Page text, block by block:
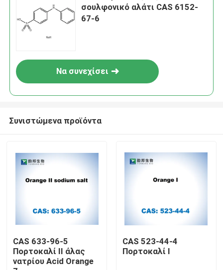
σουλφονικό αλάτι CAS 6152-
67-6
Να συνεχίσει
Συνιστώμενα προϊόντα
CAS 633-96-5
Πορτοκαλί II άλας
νατρίου Acid Orange
CAS 523-44-4
Πορτοκαλί I